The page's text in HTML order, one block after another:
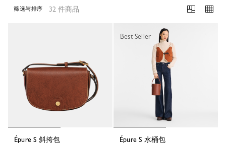
32 件商品
筛选与排序
Épure S 斜挎包
Épure S 水桶包
Best Seller